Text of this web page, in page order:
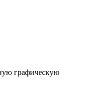
графическую